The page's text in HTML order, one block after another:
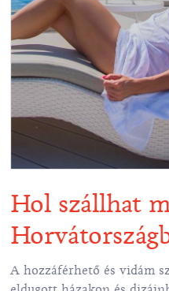
Hol szállhat
A hozzáférhető és vidám